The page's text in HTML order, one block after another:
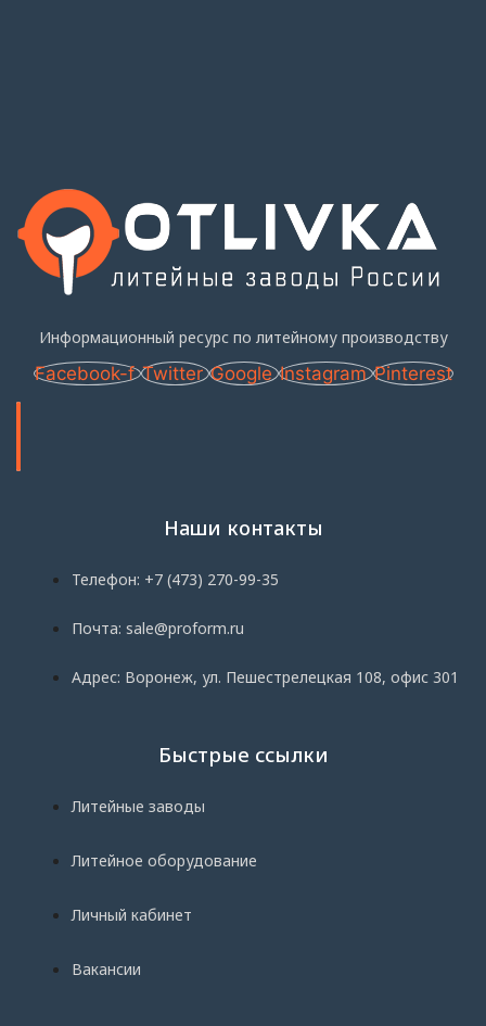
Информационный ресурс по литейному производству
Facebook-f Twitter Google Instagram Pinterest
Наши контакты
Телефон: +7 (473) 270-99-35
Почта: sale@proform.ru
Адрес: Воронеж, ул. Пешестрелецкая 108, офис 301
Быстрые ссылки
Литейные заводы
Литейное оборудование
Личный кабинет
Вакансии